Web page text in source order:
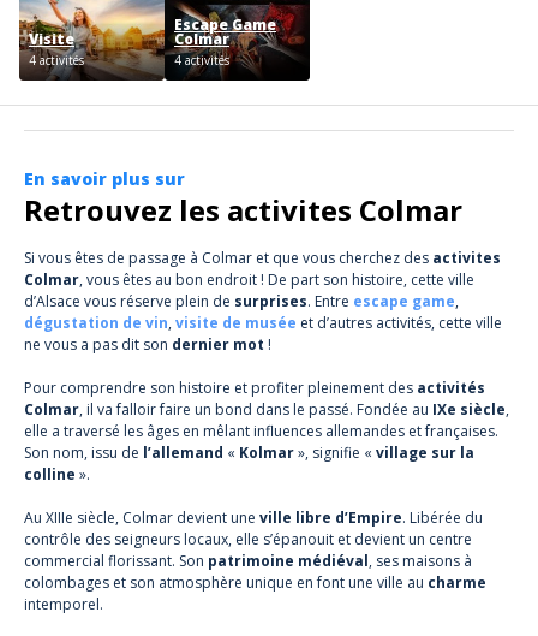
Visite
4 activités
Escape Game
Colmar
4 activités
En savoir plus sur
Retrouvez les activites Colmar
Si vous êtes de passage à Colmar et que vous cherchez des activites
Colmar, vous êtes au bon endroit ! De part son histoire, cette ville
d’Alsace vous réserve plein de surprises. Entre escape game,
dégustation de vin,visite de musée et d’autres activités, cette ville
ne vous a pas dit son dernier mot !
Pour comprendre son histoire et profiter pleinement des activités
Colmar, il va falloir faire un bond dans le passé. Fondée au IXe siècle,
elle a traversé les âges en mêlant influences allemandes et françaises.
Son nom, issu de l’allemand « Kolmar», signifie « village sur la
colline ».
Au XIIIe siècle, Colmar devient une ville libre d’Empire. Libérée du
contrôle des seigneurs locaux, elle s’épanouit et devient un centre
commercial florissant. Son patrimoine médiéval, ses maisons à
colombages et son atmosphère unique en font une ville au charme
intemporel.